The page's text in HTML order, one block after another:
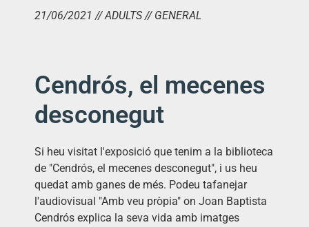
21/06/2021 // ADULTS // GENERAL
Cendrós, el mecenes
desconegut
Si heu visitat l'exposició que tenim a la biblioteca
de "Cendrós, el mecenes desconegut", i us heu
quedat amb ganes de més. Podeu tafanejar
l'audiovisual "Amb veu pròpia" on Joan Baptista
Cendrós explica la seva vida amb imatges